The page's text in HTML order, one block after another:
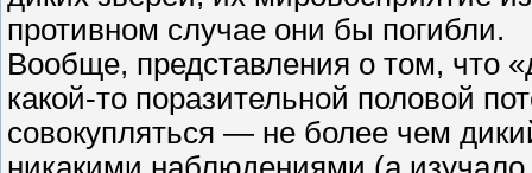
противном случае они бы погибли.
Вообще, представления о том, что
какой-то поразительной половой
совокупляться — не более чем